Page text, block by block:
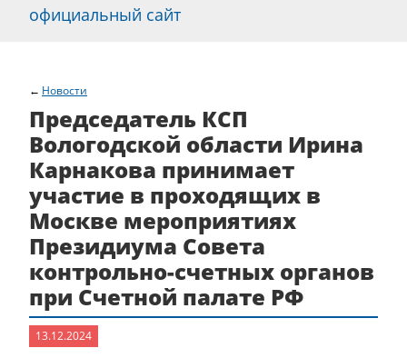
официальный сайт
Новости
Председатель КСП
Вологодской области Ирина
Карнакова принимает
участие в проходящих в
Москве мероприятиях
Президиума Совета
контрольно-счетных органов
при Счетной палате РФ
13.12.2024